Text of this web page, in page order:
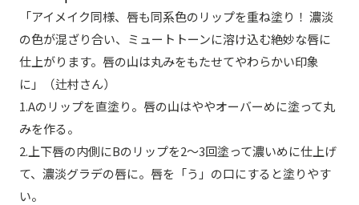
「アイメイク同様、唇も同系色のリップを重ね塗り！ 濃淡
の色が混ざり合い、ミュートトーンに溶け込む絶妙な唇に
仕上がります。唇の山は丸みをもたせてやわらかい印象
に」（辻村さん）
1.Aのリップを直塗り。唇の山はややオーバーめに塗って丸
みを作る。
2.上下唇の内側にBのリップを2～3回塗って濃いめに仕上げ
て、濃淡グラデの唇に。唇を「う」の口にすると塗りやす
い。